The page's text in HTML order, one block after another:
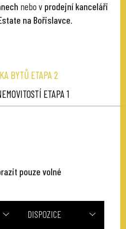
nebo v prodejní kanceláři
na Bořislavce.
BYTŮ ETAPA 2
ETAPA 1
pouze volné
DISPOZICE